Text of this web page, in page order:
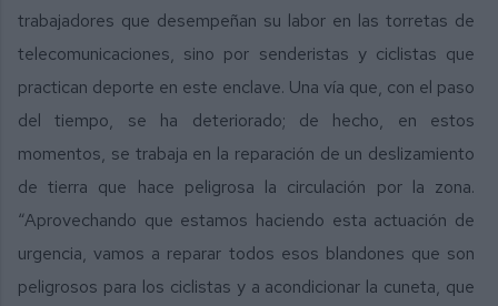
trabajadores que desempeñan su labor en las torretas de
telecomunicaciones, sino por senderistas y ciclistas que
practican deporte en este enclave. Una vía que, con el paso
del tiempo, se ha deteriorado; de hecho, en estos
momentos, se trabaja en la reparación de un deslizamiento
de tierra que hace peligrosa la circulación por la zona.
“Aprovechando que estamos haciendo esta actuación de
urgencia, vamos a reparar todos esos blandones que son
peligrosos para los ciclistas y a acondicionar la cuneta, que